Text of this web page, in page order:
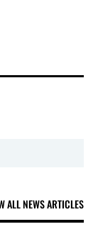
ALL NEWS ARTICLES